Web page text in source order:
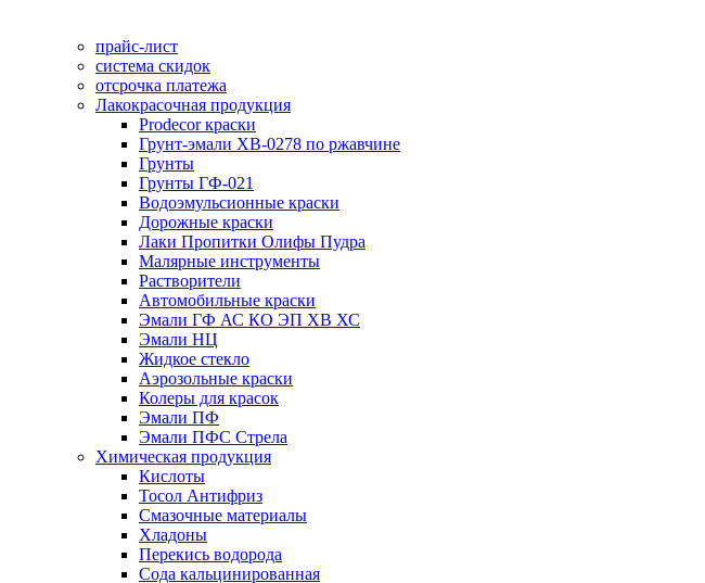
прайс-лист
система скидок
отсрочка платежа
Лакокрасочная продукция
Prodecor краски
Грунт-эмали ХВ-0278 по ржавчине
Грунты
Грунты ГФ-021
Водоэмульсионные краски
Дорожные краски
Лаки Пропитки Олифы Пудра
Малярные инструменты
Растворители
Автомобильные краски
Эмали ГФ АС КО ЭП ХВ ХС
Эмали НЦ
Жидкое стекло
Аэрозольные краски
Колеры для красок
Эмали ПФ
Эмали ПФС Стрела
Химическая продукция
Кислоты
Тосол Антифриз
Смазочные материалы
Хладоны
Перекись водорода
Сода кальцинированная